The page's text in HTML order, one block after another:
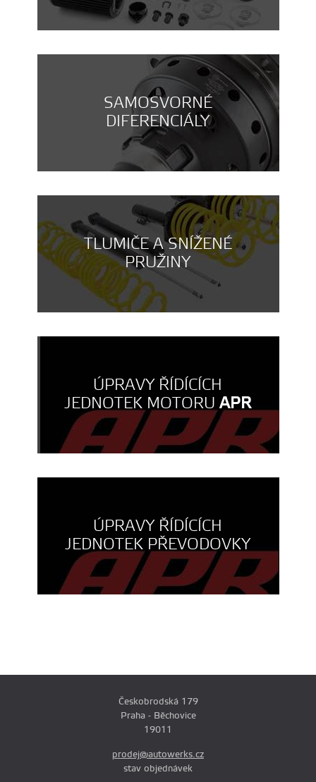
SAMOSVORNÉ
DIFERENCIÁLY
TLUMIČE A SNÍŽENÉ
PRUŽINY
ÚPRAVY ŘÍDÍCÍCH
JEDNOTEK MOTORUAPR
ÚPRAVY ŘÍDÍCÍCH
JEDNOTEK PŘEVODOVKY
Českobrodská 179
Praha - Běchovice
19011
prodej@autowerks.cz
stav objednávek